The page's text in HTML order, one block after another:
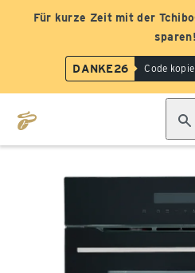
Für kurze Zeit mit der
DANKE26 Code